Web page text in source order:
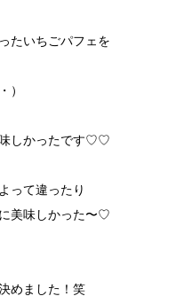
たいちごパフェを
）
味しかったです♡♡
って違ったり
美味しかった〜♡
めました！笑